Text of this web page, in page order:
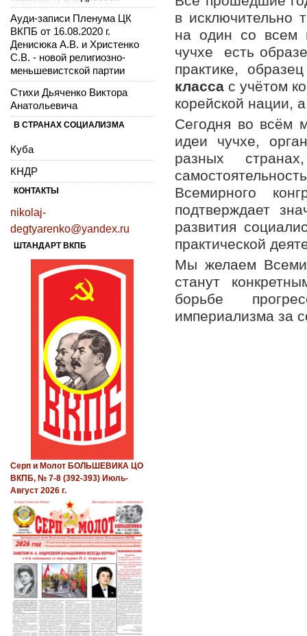
в исключительно
на один со всем
чучхе есть
практике,
класса с учётом
корейской нации,
Сегодня во всём
идеи чучхе,
разных
Всемирного
подтверждает
развития
практической
Мы желаем
станут
борьбе
империализма за
Ауди-записи Пленума ЦК
ВКПБ от 16.08.2020 г.
Денисюка А.В. и Христенко
С.В. - новой религиозно-
меньшевистской партии
Стихи Дьяченко Виктора
Анатольевича
В СТРАНАХ СОЦИАЛИЗМА
Куба
КНДР
КОНТАКТЫ
nikolaj-
degtyarenko@yandex.ru
ШТАНДАРТ ВКПБ
Серп и Молот БОЛЬШЕВИКА ЦО
ВКПБ, № 7-8 (392-393) Июль-
Август 2026 г.